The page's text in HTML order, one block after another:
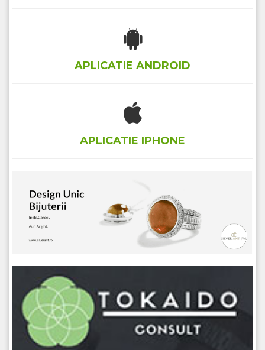
APLICATIE ANDROID
APLICATIE IPHONE